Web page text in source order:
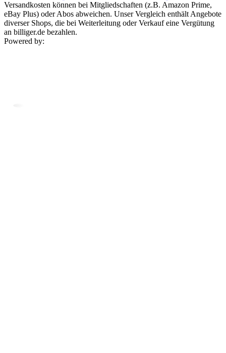
Versandkosten können bei Mitgliedschaften (z.B. Amazon Prime,
eBay Plus) oder Abos abweichen. Unser Vergleich enthält Angebote
diverser Shops, die bei Weiterleitung oder Verkauf eine Vergütung
an billiger.de bezahlen.
Powered by: